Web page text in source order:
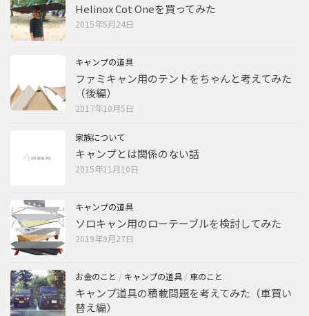
Helinox Cot Oneを買ってみた
2015年5月24日
キャンプの道具
ファミキャン用のテントをちゃんと考えてみた
（後編）
2017年10月5日
家族について
キャンプとは関係のない話
2015年11月10日
キャンプの道具
ソロキャン用のローテーブルを検討してみた
2019年9月27日
お金のこと / キャンプの道具 / 車のこと
キャンプ道具の積載問題を考えてみた（車買い
替え編）